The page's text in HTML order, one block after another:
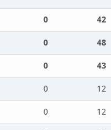
0
42
0
48
0
43
0
12
0
12